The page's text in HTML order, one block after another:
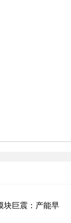
块巨震：产能早